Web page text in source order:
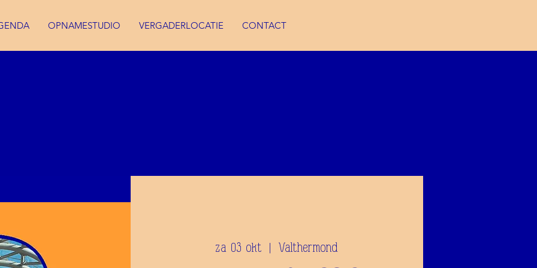
OPNAMESTUDIO VERGADERLOCATIE CONTACT
za 03 okt
  |
Valthermond